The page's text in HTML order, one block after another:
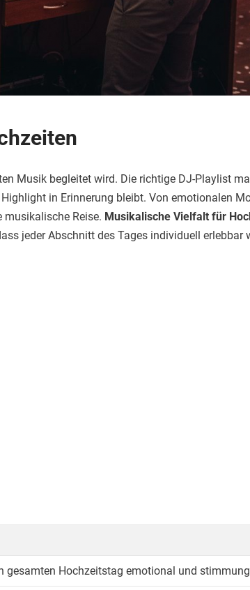
Musik begleitet wird. Die richtige DJ-Playlist
in Erinnerung bleibt. Von emotionalen
musikalische Reise. Musikalische Vielfalt für
jeder Abschnitt des Tages individuell erlebbar
gesamten Hochzeitstag emotional und